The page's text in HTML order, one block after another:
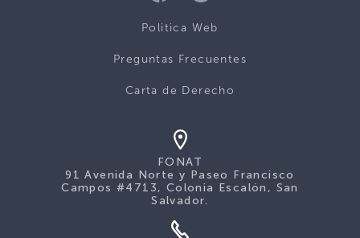
Politica Web
Preguntas Frecuentes
Carta de Derecho
FONAT
91 Avenida Norte y Paseo Francisco
Campos #4713, Colonia Escalón, San
Salvador.